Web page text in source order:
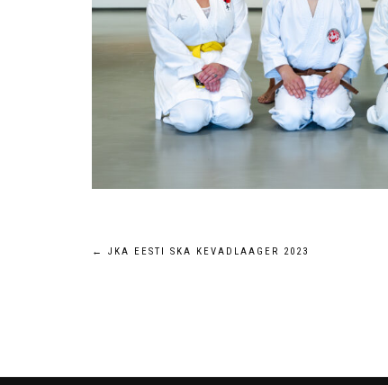
Navigeerimine
← JKA EESTI SKA KEVADLAAGER 2023